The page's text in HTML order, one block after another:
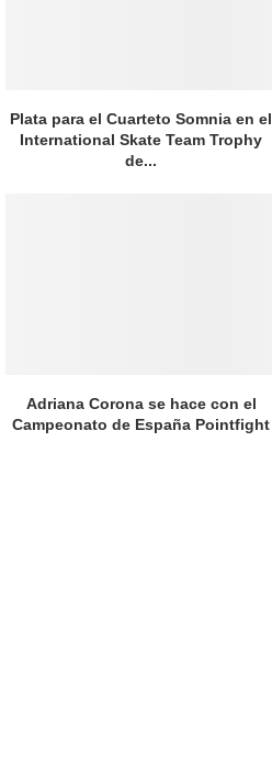
Plata para el Cuarteto Somnia en el
International Skate Team Trophy
de...
Adriana Corona se hace con el
Campeonato de España Pointfight